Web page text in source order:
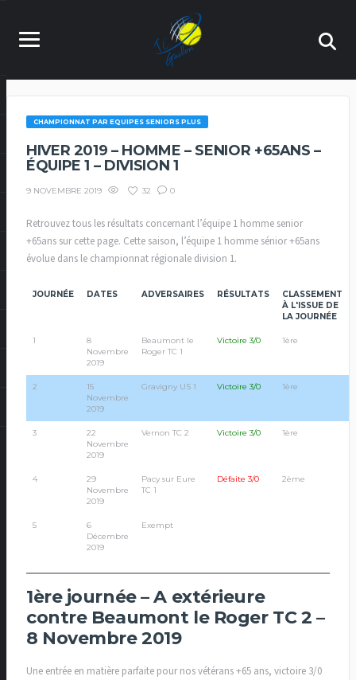
CHAMPIONNAT PAR EQUIPES SENIORS PLUS
HIVER 2019 – HOMME – SENIOR +65ANS –
ÉQUIPE 1 – DIVISION 1
9 NOVEMBRE 2019 32 0
Retrouvez tous les résultats concernant l’équipe 1 homme senior
+65ans sur cette page. Cette saison, l’équipe 1 homme sénior +65ans
évolue dans le championnat régionale division 1.
JOURNÉE DATES ADVERSAIRES RÉSULTATS
CLASSEMENT
À L'ISSUE DE
LA JOURNÉE
1
8
Novembre
2019
Beaumont le
Roger TC 1
Victoire 3/0 1ère
2
15
Novembre
2019
Gravigny US 1 Victoire 3/0 1ère
3
22
Novembre
2019
Vernon TC 2 Victoire 3/0 1ère
4
29
Novembre
2019
Pacy sur Eure
TC 1
Défaite 3/0 2ème
5
6
Décembre
2019
Exempt
1ère journée – A extérieure
contre Beaumont le Roger TC 2 –
8 Novembre 2019
Une entrée en matière parfaite pour nos vétérans +65 ans, victoire 3/0